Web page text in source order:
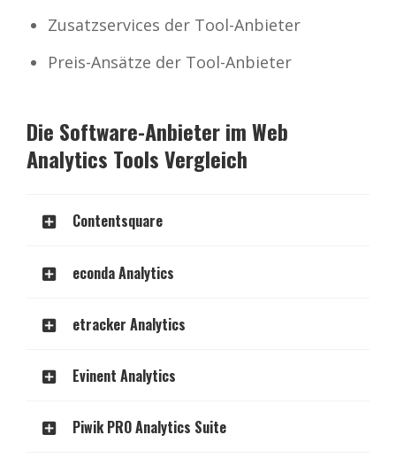
Zusatzservices der Tool-Anbieter
Preis-Ansätze der Tool-Anbieter
Die Software-Anbieter im Web
Analytics Tools Vergleich
Contentsquare
econda Analytics
etracker Analytics
Evinent Analytics
Piwik PRO Analytics Suite